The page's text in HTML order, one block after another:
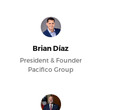
Brian Díaz
President & Founder
Pacifico Group